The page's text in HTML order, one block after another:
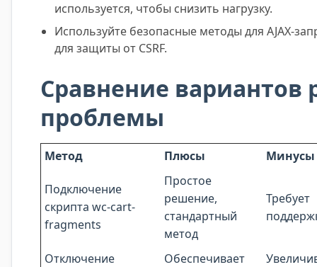
используется, чтобы снизить нагрузку.
Используйте безопасные методы для AJAX-
для защиты от CSRF.
Сравнение вариантов
проблемы
Метод Плюсы Минусы
Подключение
скрипта wc-cart-
fragments
Простое
решение,
стандартный
метод
Требует
Отключение
Обеспечивает